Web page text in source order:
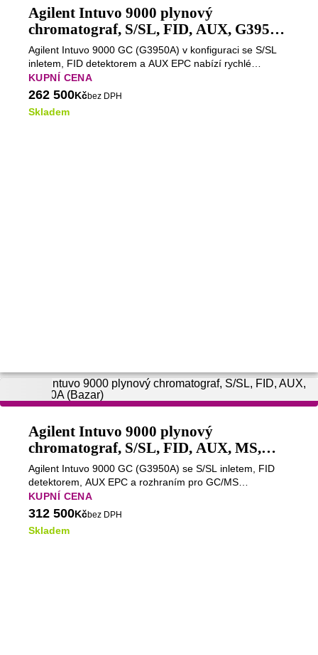
Agilent Intuvo 9000 plynový
chromatograf, S/SL, FID, AUX, G3950A
(Bazar)
Agilent Intuvo 9000 GC (G3950A) v konfiguraci se S/SL
inletem, FID detektorem a AUX EPC nabízí rychlé
chromatografické cykly, přesnou elektronickou regulaci
plynů a možnost řízení pomocných pneumatických
rutinní GC/FID analýzy i pokročilé chromatografické
KUPNÍ CENA
262 500Kčbez DPH
Skladem
Agilent Intuvo 9000 plynový
chromatograf, S/SL, FID, AUX, MS,
G3950A (Bazar)
Agilent Intuvo 9000 GC (G3950A) se S/SL inletem, FID
detektorem, AUX EPC a rozhraním pro GC/MS
představuje flexibilní chromatografickou platformu
kombinující rychlé GC/FID analýzy s možností identifikace
architektuře je připraven na široké spektrum analytických
KUPNÍ CENA
312 500Kčbez DPH
Skladem